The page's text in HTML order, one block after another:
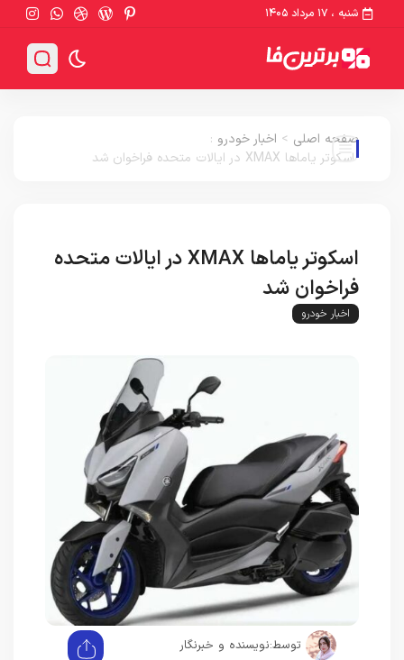
شنبه ، ۱۷ مرداد ۱۴۰۵
صفحه اصلی > اخبار خودرو :
اسکوتر یاماها XMAX در ایالات متحده فراخوان شد
اسکوتر یاماها XMAX در ایالات متحده
فراخوان شد
اخبار خودرو
توسط: نویسنده و خبرنگار